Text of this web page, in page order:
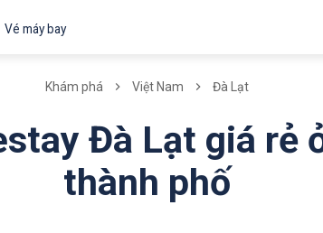
Vé máy bay
Khám phá Việt Nam Đà Lạt
Đà Lạt giá rẻ
thành phố